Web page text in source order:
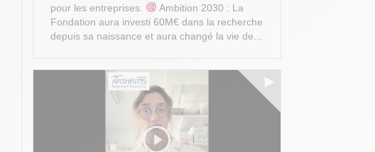
pour les entreprises.
Ambition 2030 : La
Fondation aura investi 60M€ dans la recherche
depuis sa naissance et aura changé la vie de...